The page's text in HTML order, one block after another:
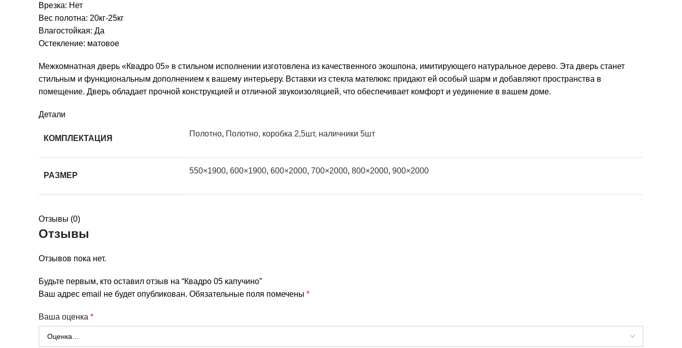
Врезка: Нет
Вес полотна: 20кг-25кг
Влагостойкая: Да
Остекление: матовое
Межкомнатная дверь «Квадро 05» в стильном исполнении изготовлена из качественного экошпона, имитирующего натуральное дерево. Эта дверь станет
стильным и функциональным дополнением к вашему интерьеру. Вставки из стекла мателюкс придают ей особый шарм и добавляют пространства в
помещение. Дверь обладает прочной конструкцией и отличной звукоизоляцией, что обеспечивает комфорт и уединение в вашем доме.
Детали
КОМПЛЕКТАЦИЯ
Полотно, Полотно, коробка 2,5шт, наличники 5шт
РАЗМЕР
550×1900, 600×1900, 600×2000, 700×2000, 800×2000, 900×2000
Отзывы (0)
Отзывы
Отзывов пока нет.
Будьте первым, кто оставил отзыв на “Квадро 05 капучино”
Ваш адрес email не будет опубликован. Обязательные поля помечены *
Ваша оценка *